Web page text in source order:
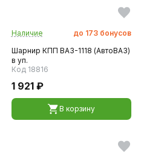
Наличие до 173 бонусов
Шарнир КПП ВАЗ-1118 (АвтоВАЗ)
в уп.
Код 18816
1 921 ₽
В корзину